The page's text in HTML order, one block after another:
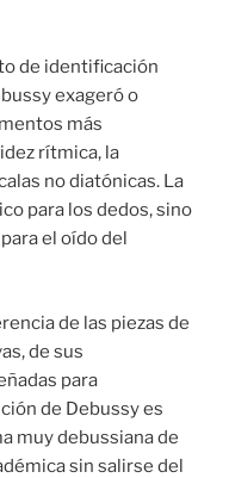
de identificación
exageró o
más
rítmica, la
no diatónicas. La
para los dedos, sino
el oído del
de las piezas de
de sus
para
de Debussy es
muy debussiana de
sin salirse del